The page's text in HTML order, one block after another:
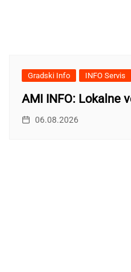
Gradski Info INFO Servis
AMI INFO: Lokalne
06.08.2026